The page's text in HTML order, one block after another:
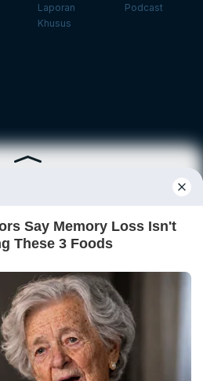
Laporan
Khusus
Podcast
Daftar
Karier
Pedoman Media Siber
Disclaimer
Hubungi Kami
cipta dilindungi Undang-undang.